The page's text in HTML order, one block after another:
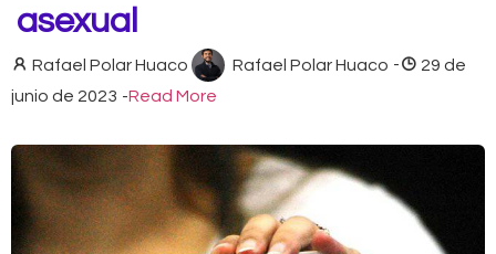
asexual
Rafael Polar Huaco Rafael Polar Huaco -
29 de
junio de 2023 -Read More